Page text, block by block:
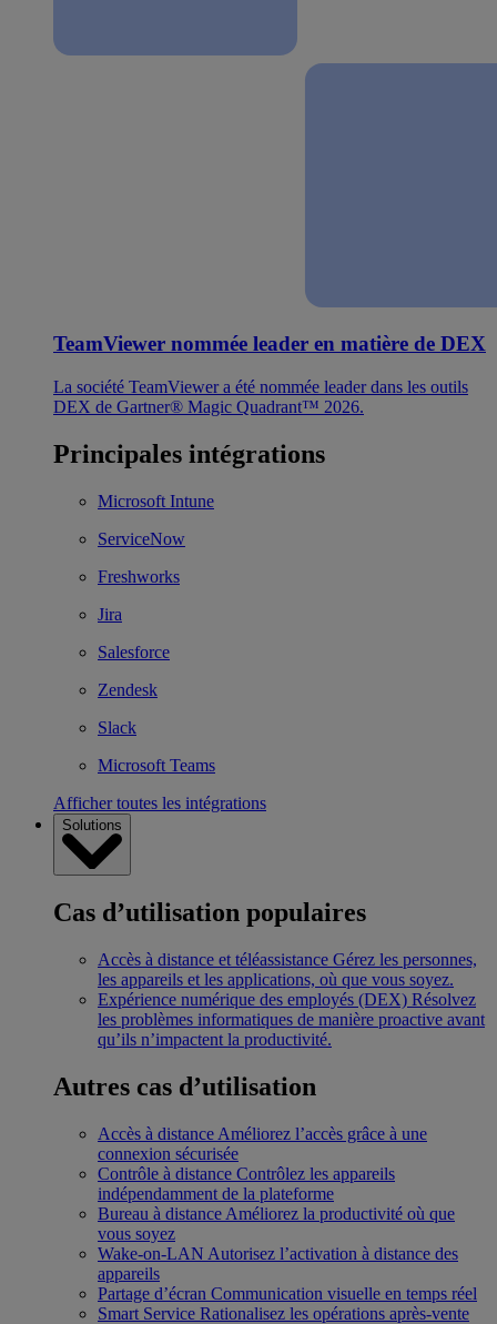
TeamViewer nommée leader en matière de DEX
La société TeamViewer a été nommée leader dans les outils
DEX de Gartner® Magic Quadrant™ 2026.
Principales intégrations
Microsoft Intune
ServiceNow
Freshworks
Jira
Salesforce
Zendesk
Slack
Microsoft Teams
Afficher toutes les intégrations
Solutions
Cas d’utilisation populaires
Accès à distance et téléassistance Gérez les personnes,
les appareils et les applications, où que vous soyez.
Expérience numérique des employés (DEX) Résolvez
les problèmes informatiques de manière proactive avant
qu’ils n’impactent la productivité.
Autres cas d’utilisation
Accès à distance Améliorez l’accès grâce à une
connexion sécurisée
Contrôle à distance Contrôlez les appareils
indépendamment de la plateforme
Bureau à distance Améliorez la productivité où que
vous soyez
Wake-on-LAN Autorisez l’activation à distance des
appareils
Partage d’écran Communication visuelle en temps réel
Smart Service Rationalisez les opérations après-vente